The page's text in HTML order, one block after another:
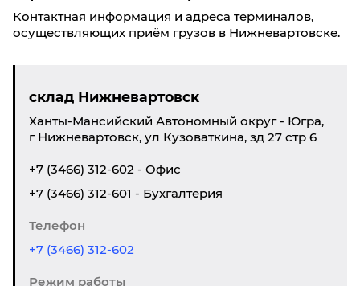
Контактная информация и адреса терминалов,
осуществляющих приём грузов в Нижневартовске.
склад Нижневартовск
Ханты-Мансийский Автономный округ - Югра,
г Нижневартовск, ул Кузоваткина, зд 27 стр 6
+7 (3466) 312-602 - Офис
+7 (3466) 312-601 - Бухгалтерия
Телефон
+7 (3466) 312-602
Режим работы